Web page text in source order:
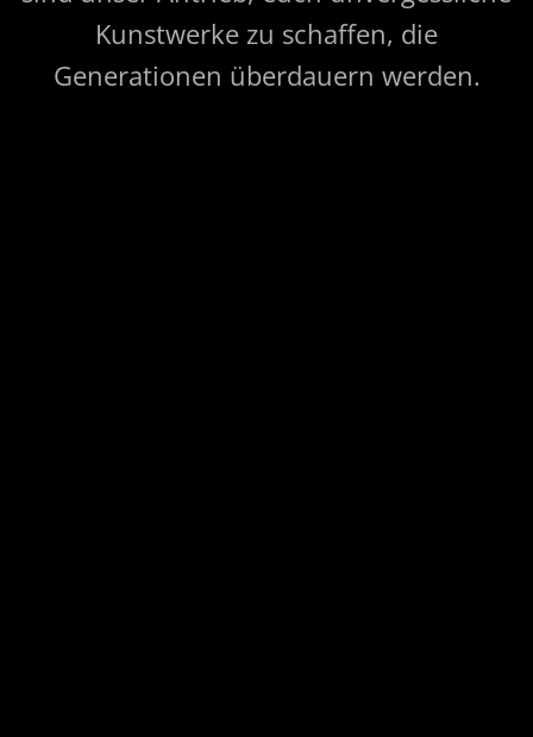
Kunstwerke zu schaffen, die
Generationen überdauern werden.